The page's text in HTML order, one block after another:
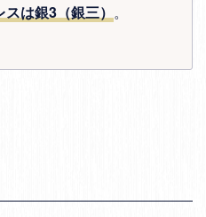
は銀3（銀三） 。